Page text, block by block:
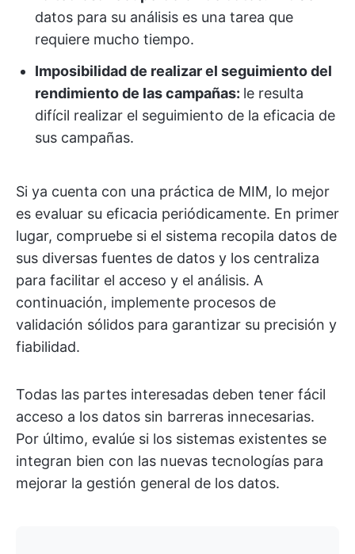
datos para su análisis es una tarea que
requiere mucho tiempo.
Imposibilidad de realizar el seguimiento del
rendimiento de las campañas: le resulta
difícil realizar el seguimiento de la eficacia de
sus campañas.
Si ya cuenta con una práctica de MIM, lo mejor
es evaluar su eficacia periódicamente. En primer
lugar, compruebe si el sistema recopila datos de
sus diversas fuentes de datos y los centraliza
para facilitar el acceso y el análisis. A
continuación, implemente procesos de
validación sólidos para garantizar su precisión y
fiabilidad.
Todas las partes interesadas deben tener fácil
acceso a los datos sin barreras innecesarias.
Por último, evalúe si los sistemas existentes se
integran bien con las nuevas tecnologías para
mejorar la gestión general de los datos.